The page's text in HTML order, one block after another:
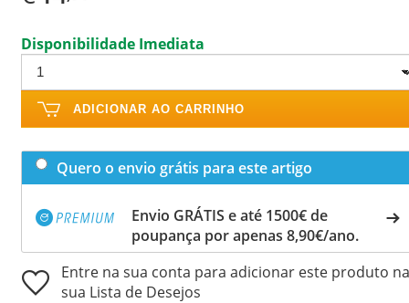
Disponibilidade Imediata
ADICIONAR AO CARRINHO
Quero o envio grátis para este artigo
Envio GRÁTIS e até 1500€ de
poupança por apenas 8,90€/ano.
Entre na sua conta para adicionar este produto na
sua Lista de Desejos